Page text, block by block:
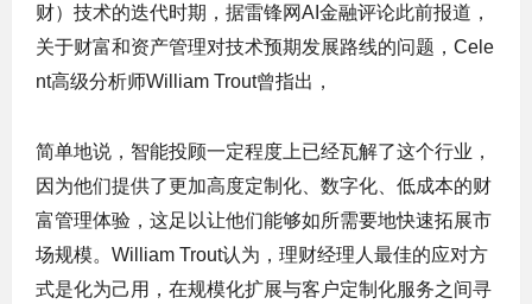
财）技术的迭代时期，据雷锋网AI金融评论此前报道，
关于财富和资产管理对技术预期发展路线的问题，Cele
nt高级分析师William Trout曾指出，
简单地说，智能投顾一定程度上已经瓦解了这个行业，
因为他们提供了更加高度定制化、数字化、低成本的财
富管理体验，这足以让他们能够如所需要地快速拓展市
场规模。William Trout认为，理财经理人最佳的应对方
式是化为己用，在规模化扩展与客户定制化服务之间寻